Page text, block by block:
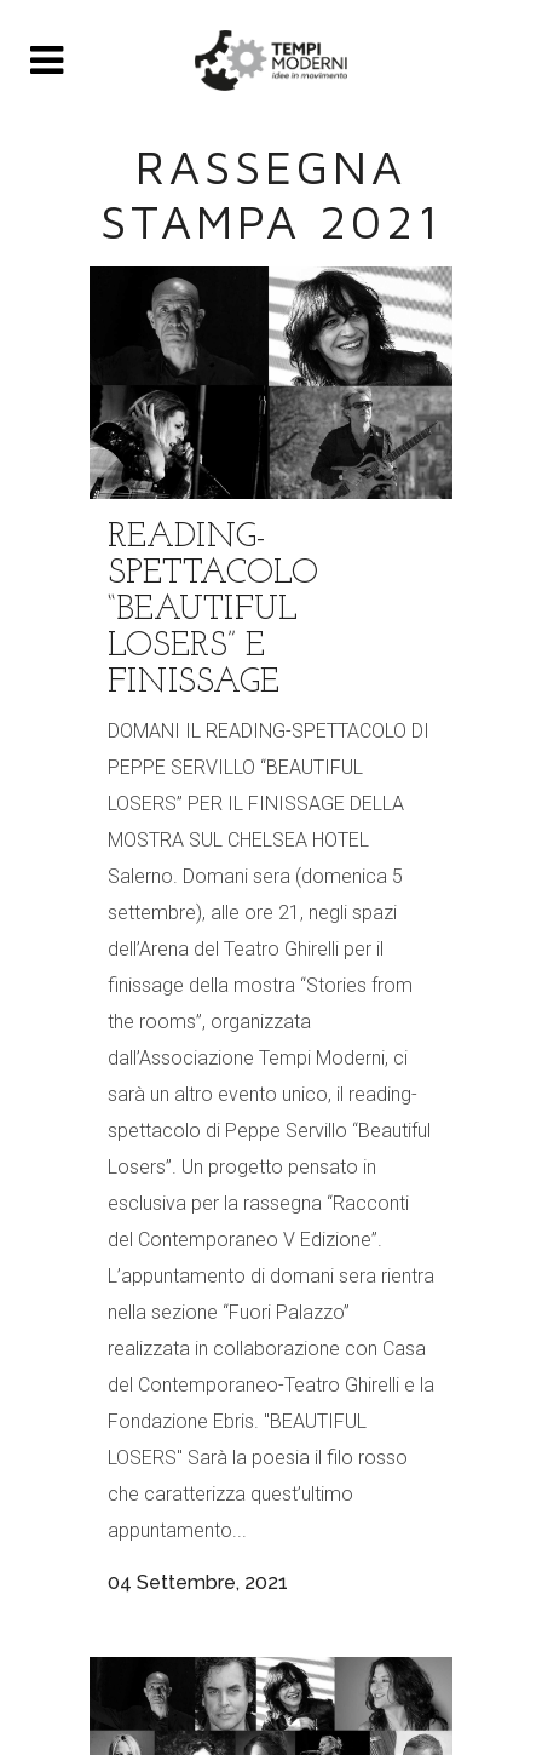
RASSEGNA
STAMPA 2021
READING-
SPETTACOLO
“BEAUTIFUL
LOSERS” E
FINISSAGE
DOMANI IL READING-SPETTACOLO DI
PEPPE SERVILLO “BEAUTIFUL
LOSERS” PER IL FINISSAGE DELLA
MOSTRA SUL CHELSEA HOTEL
Salerno. Domani sera (domenica 5
settembre), alle ore 21, negli spazi
dell’Arena del Teatro Ghirelli per il
finissage della mostra “Stories from
the rooms”, organizzata
dall’Associazione Tempi Moderni, ci
sarà un altro evento unico, il reading-
spettacolo di Peppe Servillo “Beautiful
Losers”. Un progetto pensato in
esclusiva per la rassegna “Racconti
del Contemporaneo V Edizione”.
L’appuntamento di domani sera rientra
nella sezione “Fuori Palazzo”
realizzata in collaborazione con Casa
del Contemporaneo-Teatro Ghirelli e la
Fondazione Ebris. "BEAUTIFUL
LOSERS" Sarà la poesia il filo rosso
che caratterizza quest’ultimo
appuntamento...
04 Settembre, 2021